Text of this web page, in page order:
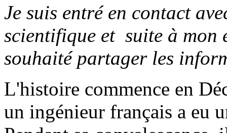
Je suis entré en contact
scientifique et suite à mon
souhaité partager les
L'histoire commence en
un ingénieur français a eu